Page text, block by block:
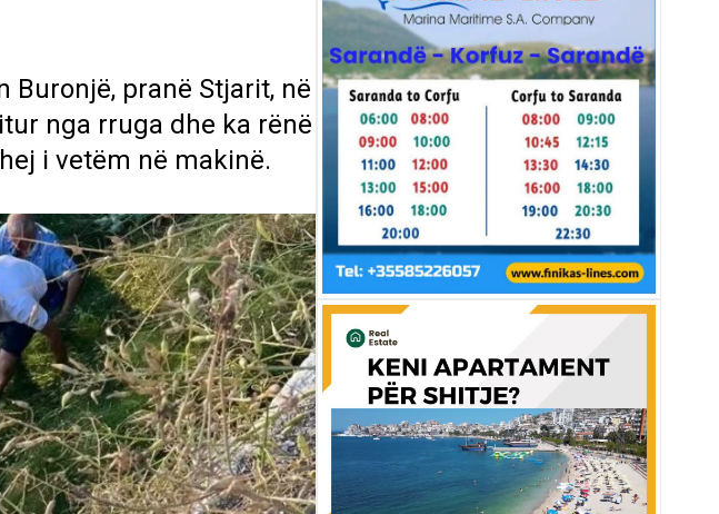
pranë Stjarit, në
nga rruga dhe ka rënë
i vetëm në makinë.